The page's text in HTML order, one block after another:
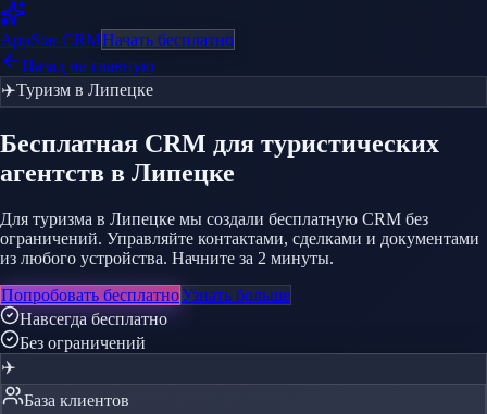
AppStarCRMНачать бесплатно
Назад на главную
✈️Туризм в Липецке
Бесплатная CRM для туристических
агентств в Липецке
Для туризма в Липецке мы создали бесплатную CRM без
ограничений. Управляйте контактами, сделками и документами
из любого устройства. Начните за 2 минуты.
Попробовать бесплатноУзнать больше
Навсегда бесплатно
Без ограничений
✈️
База клиентов